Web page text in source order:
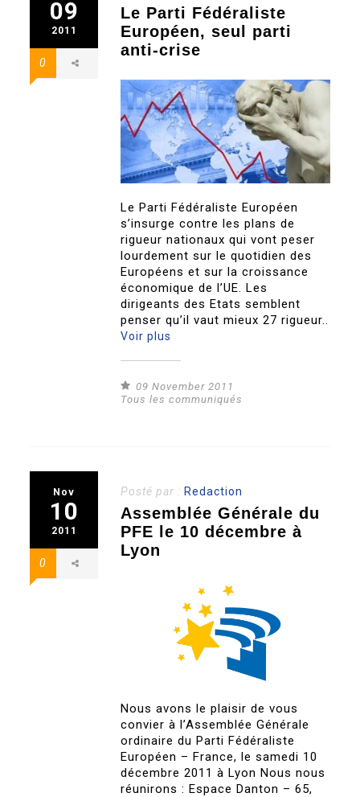
09
2011
0
Le Parti Fédéraliste
Européen, seul parti
anti-crise
Le Parti Fédéraliste Européen
s’insurge contre les plans de
rigueur nationaux qui vont peser
lourdement sur le quotidien des
Européens et sur la croissance
économique de l’UE. Les
dirigeants des Etats semblent
penser qu’il vaut mieux 27 rigueur..
Voir plus
09 November 2011
Tous les communiqués
Nov
10
2011
0
Posté par : Redaction
Assemblée Générale du
PFE le 10 décembre à
Lyon
Nous avons le plaisir de vous
convier à l’Assemblée Générale
ordinaire du Parti Fédéraliste
Européen – France, le samedi 10
décembre 2011 à Lyon Nous nous
réunirons : Espace Danton – 65,